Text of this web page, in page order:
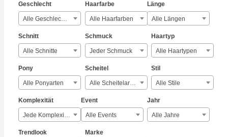
Geschlecht
Alle Geschlechter
Haarfarbe
Alle Haarfarben
Länge
Alle Längen
Schnitt
Alle Schnitte
Schmuck
Jeder Schmuck
Haartyp
Alle Haartypen
Pony
Alle Ponyarten
Scheitel
Alle Scheitelarten
Stil
Alle Stile
Komplexität
Jede Komplexität
Event
Alle Events
Jahr
Alle Jahre
Trendlook Marke